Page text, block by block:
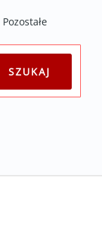
Pozostałe